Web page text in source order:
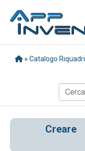
» Catalogo Riquadri
Creare